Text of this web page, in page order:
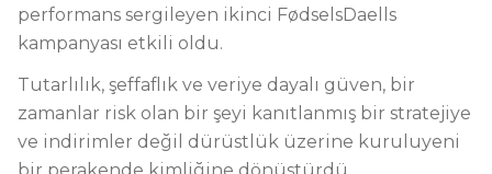
performans sergileyen ikinci FødselsDaells
kampanyası etkili oldu.
Tutarlılık, şeffaflık ve veriye dayalı güven, bir
zamanlar risk olan bir şeyi kanıtlanmış bir stratejiye
ve indirimler değil dürüstlük üzerine kuruluyeni